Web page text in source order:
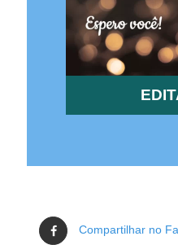
Compartilhar no